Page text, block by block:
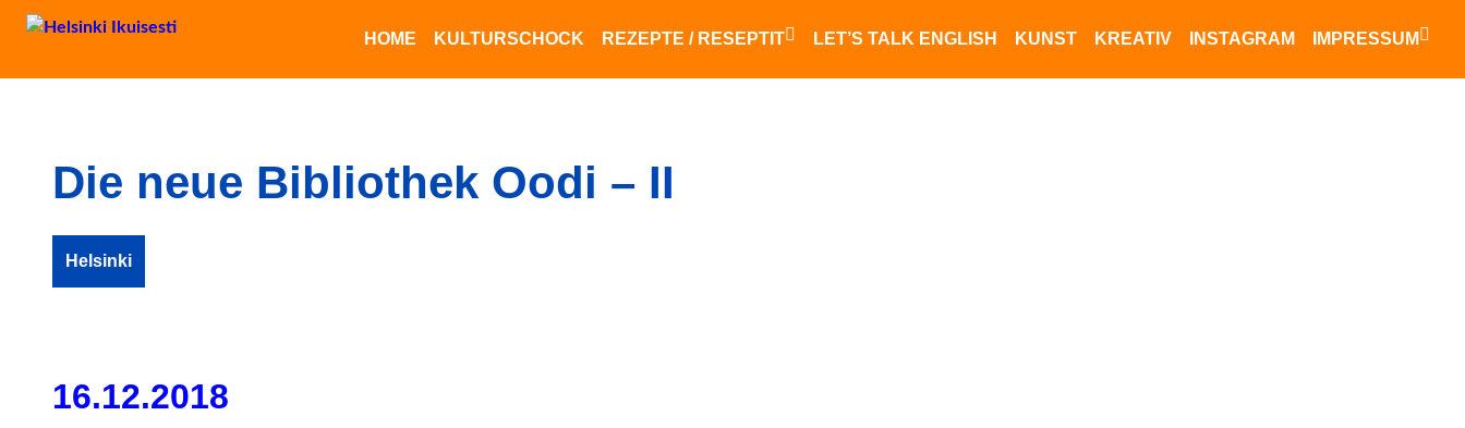
HOME KULTURSCHOCK REZEPTE / RESEPTIT LET’S TALK ENGLISH KUNST KREATIV INSTAGRAM IMPRESSUM
Die neue Bibliothek Oodi – II
Helsinki
16.12.2018